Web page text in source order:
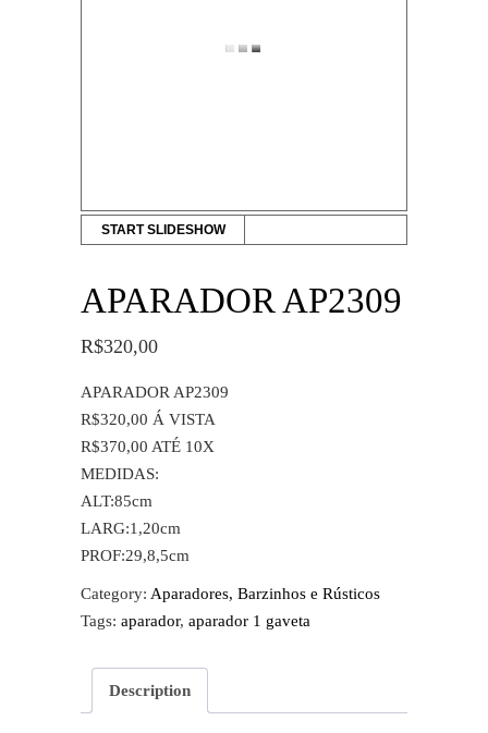
START SLIDESHOW
APARADOR AP2309
R$320,00
APARADOR AP2309
R$320,00 Á VISTA
R$370,00 ATÉ 10X
MEDIDAS:
ALT:85cm
LARG:1,20cm
PROF:29,8,5cm
Category: Aparadores, Barzinhos e Rústicos
Tags: aparador, aparador 1 gaveta
Description